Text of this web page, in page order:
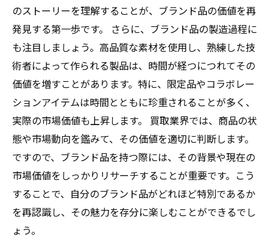
のストーリーを理解することが、ブランド品の価値を再
発見する第一歩です。 さらに、ブランド品の製造過程に
も注目しましょう。高品質な素材を使用し、熟練した技
術者によって作られる製品は、時間が経つにつれてその
価値を増すことがあります。特に、限定品やコラボレー
ションアイテムは時間とともに珍重されることが多く、
実際の市場価値も上昇します。 買取業界では、商品の状
態や市場動向を鑑みて、その価値を適切に判断します。
ですので、ブランド品を持つ際には、その背景や現在の
市場価値をしっかりリサーチすることが重要です。こう
することで、自分のブランド品がどれほど特別であるか
を再認識し、その魅力を存分に楽しむことができるでし
ょう。